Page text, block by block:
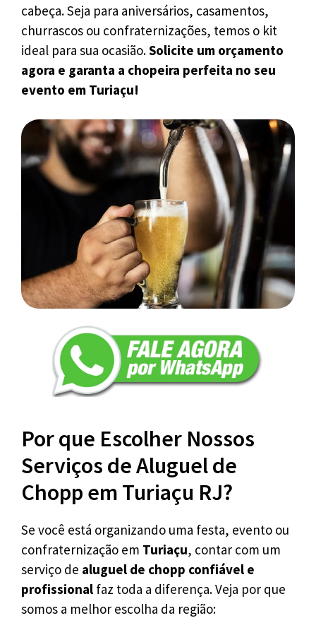
cabeça. Seja para aniversários, casamentos,
churrascos ou confraternizações, temos o kit
ideal para sua ocasião.Solicite um orçamento
agora e garanta a chopeira perfeita no seu
evento em Turiaçu!
Por que Escolher Nossos
Serviços de Aluguel de
Chopp em Turiaçu RJ?
Se você está organizando uma festa, evento ou
confraternização em Turiaçu, contar com um
serviço de aluguel de chopp confiável e
profissional faz toda a diferença. Veja por que
somos a melhor escolha da região: